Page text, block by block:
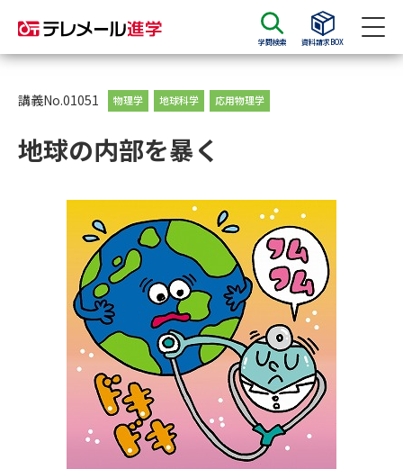
学問検索 資料請求BOX
資料請求 資料検索
大学・短大の資料種類から請求
学部・学科パンフ
総合型選抜・学校推薦型選抜 募
集要項＆願書
大学入学共通テスト利用選抜の
募集要項＆願書
大学・短大以外の資料から請求
専門学校の資料請求 大学院の資料請求
留学・進学関連、塾・予備校
大学入学共通テスト「受験案
内」の請求
講義No.01051 物理学 地球科学 応用物理学
地球の内部を暴く